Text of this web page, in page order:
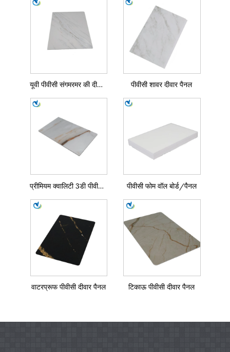
यूवी पीवीसी संगमरमर की दीवार शीट पीवीसी शावर दीवार पैनल
प्रीमियम क्वालिटी 3डी पीवीसी मार्बल वॉल शीट पीवीसी फोम वॉल बोर्ड/पैनल
वाटरप्रूफ पीवीसी दीवार पैनल टिकाऊ पीवीसी दीवार पैनल